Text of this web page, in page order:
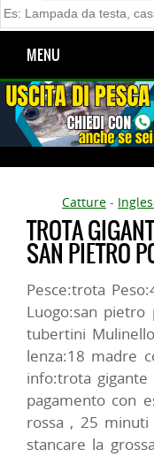
MENU
Catture -
TROTA
SAN PIETRO
Pesce:trota
Luogo:san pietro
tubertini
lenza:18 madre
info:trota
pagamento con
rossa , 25
stancare la